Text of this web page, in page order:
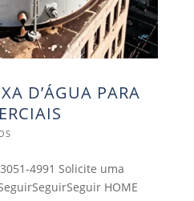
D’ÁGUA PARA
4991 Solicite uma
HOME